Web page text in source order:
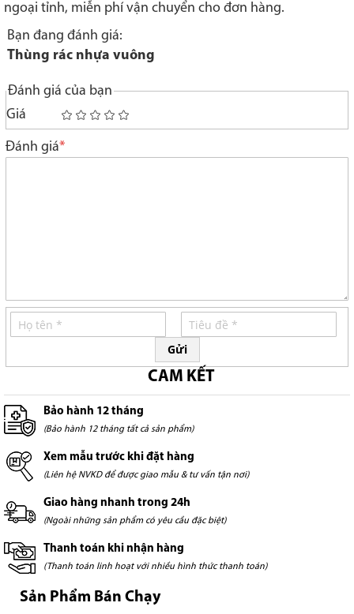
ngoại tỉnh, miễn phí vận chuyển cho đơn hàng.
Bạn đang đánh giá:
Thùng rác nhựa vuông
Đánh giá của bạn
Giá
1
star
2
stars
3
stars
4
stars
5
stars
Đánh giá
Gửi
CAM KẾT
Bảo hành 12 tháng
(Bảo hành 12 tháng tất cả sản phẩm)
Xem mẫu trước khi đặt hàng
(Liên hệ NVKD để được giao mẫu & tư vấn tận nơi)
Giao hàng nhanh trong 24h
(Ngoài những sản phẩm có yêu cầu đặc biệt)
Thanh toán khi nhận hàng
(Thanh toán linh hoạt với nhiều hình thức thanh toán)
Sản Phẩm Bán Chạy